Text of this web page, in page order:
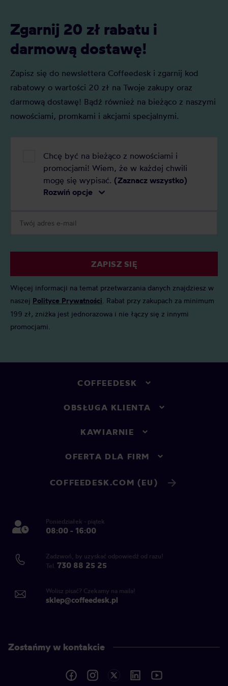
Zgarnij 20 zł rabatu i
darmową dostawę!
Zapisz się do newslettera Coffeedesk i zgarnij kod
rabatowy o wartości 20 zł na Twoje zakupy oraz
darmową dostawę! Bądź również na bieżąco z naszymi
nowościami, promkami i akcjami specjalnymi.
Chcę być na bieżąco z nowościami i
promocjami! Wiem, że w każdej chwili
mogę się wypisać. (Zaznacz wszystko)
Rozwiń opcje
ZAPISZ SIĘ
Więcej informacji na temat przetwarzania danych znajdziesz w
naszej Polityce Prywatności . Rabat przy zakupach za minimum
199 zł, zniżka jest jednorazowa i nie łączy się z innymi
promocjami.
COFFEEDESK
OBSŁUGA KLIENTA
KAWIARNIE
OFERTA DLA FIRM
COFFEEDESK.COM (EU)
Poniedziałek - piątek
08:00 - 16:00
Zadzwoń, by uzyskać odpowiedź od razu!
Tel. 730 88 25 25
Wolisz pisać? Czekamy na maila!
sklep@coffeedesk.pl
Zostańmy w kontakcie